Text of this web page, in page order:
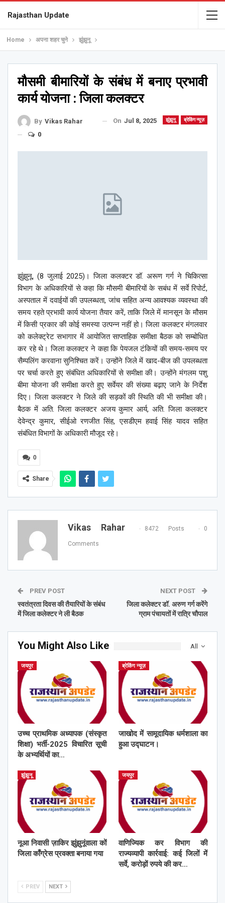
Rajasthan Update
Home अपना शहर चुने झुंझुनू
मौसमी बीमारियों के संबंध में बनाए प्रभावी
कार्य योजना : जिला कलक्टर
झुंझुनू ब्रेकिंग न्यूज़
By Vikas Rahar On Jul 8, 2025
0
झुंझुनू, (8 जुलाई 2025)। जिला कलक्टर डॉ. अरूण गर्ग ने चिकित्सा
विभाग के अधिकारियों से कहा कि मौसमी बीमारियों के सबंध में सर्वे रिपोर्ट,
अस्पताल में दवाईयों की उपलब्धता, जांच सहित अन्य आवश्यक व्यवस्था की
समय रहते प्रभावी कार्य योजना तैयार करें, ताकि जिले में मानसून के मौसम
में किसी प्रकार की कोई समस्या उत्पन्न नहीं हो। जिला कलक्टर मंगलवार
को कलेक्ट्रेट सभागार में आयोजित साप्ताहिक समीक्षा बैठक को सम्बोधित
कर रहे थे। जिला कलक्टर ने कहा कि पेयजल टंकियों की समय-समय पर
सैम्पलिंग करवाना सुनिश्चित करें। उन्होंने जिले में खाद-बीज की उपलब्धता
पर चर्चा करते हुए संबंधित अधिकारियों से समीक्षा की। उन्होंने मंगलम पशु
बीमा योजना की समीक्षा करते हुए सर्वेयर की संख्या बढ़ाए जाने के निर्देश
दिए। जिला कलक्टर ने जिले की सड़कों की स्थिति की भी समीक्षा की।
बैठक में अति. जिला कलक्टर अजय कुमार आर्य, अति. जिला कलक्टर
देवेन्द्र कुमार, सीईओ रणजीत सिंह, एसडीएम हवाई सिंह यादव सहित
संबंधित विभागों के अधिकारी मौजूद रहे।
0
Share
Vikas Rahar 8472 Posts 0
Comments
PREV POST
स्वतंत्रता दिवस की तैयारियों के संबंध
में जिला कलेक्टर ने ली बैठक
NEXT POST
जिला कलेक्टर डॉ. अरुण गर्ग करेंगे
ग्राम पंचायतों में रात्रि चौपाल
All
You Might Also Like
जयपुर
उच्च प्राथमिक अध्यापक (संस्कृत
शिक्षा) भर्ती-2025 विचारित सूची
के अभ्यर्थियों का…
ब्रेकिंग न्यूज़
जाखोद में सामूदायिक धर्मशाला का
हुआ उद्घाटन।
झुंझुनू
नूआ निवासी ज़ाकिर झुंझुनूंवाला कों
जिला काँग्रेस प्रवक्ता बनाया गया
जयपुर
वाणिज्यिक कर विभाग की
राज्यव्यापी कार्रवाई: कई जिलों में
सर्वे, करोड़ों रुपये की कर…
PREV NEXT